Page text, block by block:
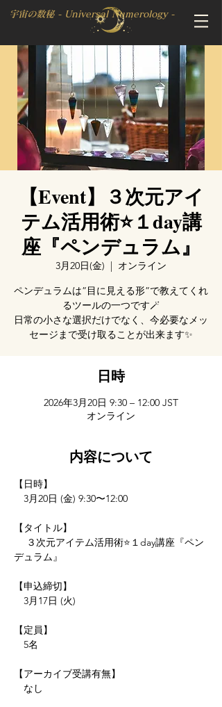
宇宙の数秘 - Universal Numerology -
【Event】３次元アイ
テム活用術⭐１day講
座『ペンデュラム』
3月20日(金)
  |
オンライン
ペンデュラムは”目に見える形”で教えてくれ
るツールの一つです🪄
日常の小さな選択だけでなく、今必要なメッ
セージまで受け取ることが出来ます✨
日時
2026年3月20日 9:30 – 12:00 JST
オンライン
内容について
【日時】
3月20日 (金) 9:30〜12:00
【タイトル】
３次元アイテム活用術⭐１day講座『ペン
デュラム』
【申込締切】
3月17日 (火)
【定員】
5名
【アーカイブ受講有無】
なし